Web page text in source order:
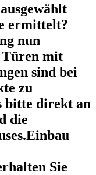
ermittelt?
nun
Türen mit
sind bei
zu
bitte direkt an
die
Sie